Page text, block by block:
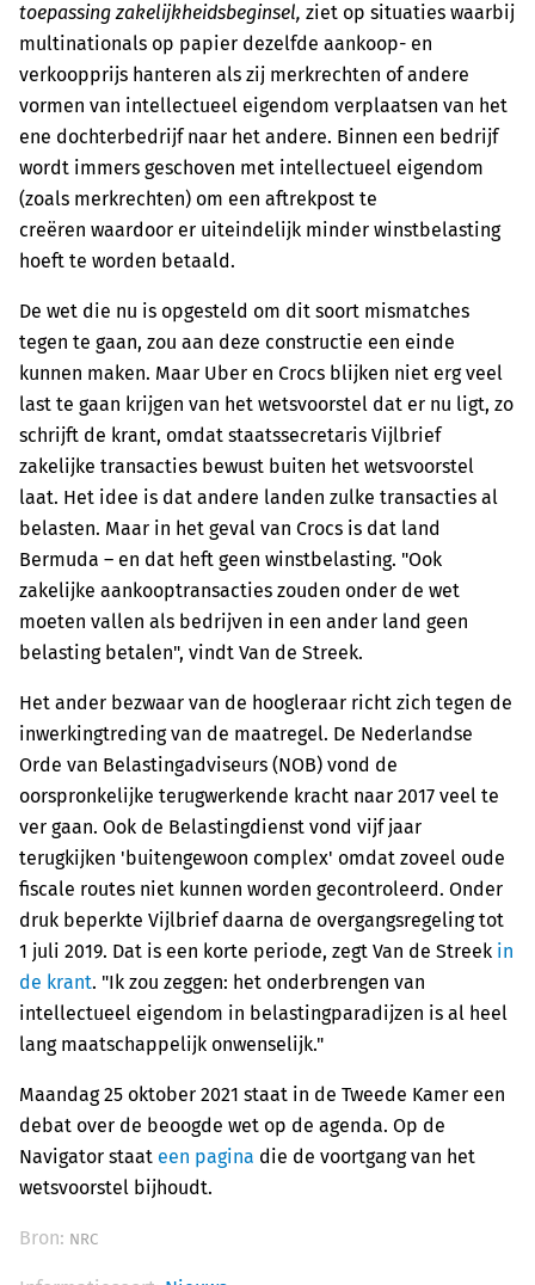
toepassing zakelijkheidsbeginsel, ziet op situaties waarbij
multinationals op papier dezelfde aankoop- en
verkoopprijs hanteren als zij merkrechten of andere
vormen van intellectueel eigendom verplaatsen van het
ene dochterbedrijf naar het andere. Binnen een bedrijf
wordt immers geschoven met intellectueel eigendom
(zoals merkrechten) om een aftrekpost te
creëren waardoor er uiteindelijk minder winstbelasting
hoeft te worden betaald.
De wet die nu is opgesteld om dit soort mismatches
tegen te gaan, zou aan deze constructie een einde
kunnen maken. Maar Uber en Crocs blijken niet erg veel
last te gaan krijgen van het wetsvoorstel dat er nu ligt, zo
schrijft de krant, omdat staatssecretaris Vijlbrief
zakelijke transacties bewust buiten het wetsvoorstel
laat. Het idee is dat andere landen zulke transacties al
belasten. Maar in het geval van Crocs is dat land
Bermuda – en dat heft geen winstbelasting. "Ook
zakelijke aankooptransacties zouden onder de wet
moeten vallen als bedrijven in een ander land geen
belasting betalen", vindt Van de Streek.
Het ander bezwaar van de hoogleraar richt zich tegen de
inwerkingtreding van de maatregel. De Nederlandse
Orde van Belastingadviseurs (NOB) vond de
oorspronkelijke terugwerkende kracht naar 2017 veel te
ver gaan. Ook de Belastingdienst vond vijf jaar
terugkijken 'buitengewoon complex' omdat zoveel oude
fiscale routes niet kunnen worden gecontroleerd. Onder
druk beperkte Vijlbrief daarna de overgangsregeling tot
1 juli 2019. Dat is een korte periode, zegt Van de Streek in
de krant. "Ik zou zeggen: het onderbrengen van
intellectueel eigendom in belastingparadijzen is al heel
lang maatschappelijk onwenselijk."
Maandag 25 oktober 2021 staat in de Tweede Kamer een
debat over de beoogde wet op de agenda. Op de
Navigator staat een pagina die de voortgang van het
wetsvoorstel bijhoudt.
Bron: NRC